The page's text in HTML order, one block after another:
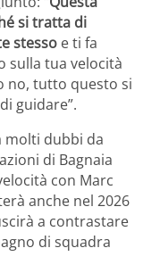
si tratta di
stesso e ti fa
sulla tua velocità
no, tutto questo si
guidare”.
molti dubbi da
di Bagnaia
con Marc
anche nel 2026
a contrastare
di squadra